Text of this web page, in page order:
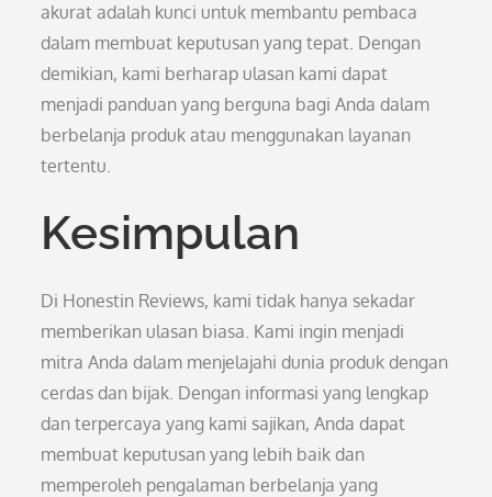
akurat adalah kunci untuk membantu pembaca
dalam membuat keputusan yang tepat. Dengan
demikian, kami berharap ulasan kami dapat
menjadi panduan yang berguna bagi Anda dalam
berbelanja produk atau menggunakan layanan
tertentu.
Kesimpulan
Di Honestin Reviews, kami tidak hanya sekadar
memberikan ulasan biasa. Kami ingin menjadi
mitra Anda dalam menjelajahi dunia produk dengan
cerdas dan bijak. Dengan informasi yang lengkap
dan terpercaya yang kami sajikan, Anda dapat
membuat keputusan yang lebih baik dan
memperoleh pengalaman berbelanja yang